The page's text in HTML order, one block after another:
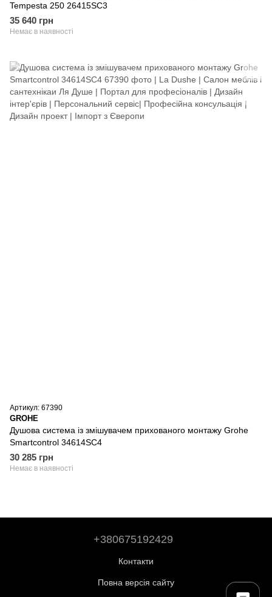
Tempesta 250 26415SC3
35 640 грн
Немає в наявності
Артикул: 67390
GROHE
Душова система із змішувачем прихованого монтажу Grohe
Smartcontrol 34614SC4
30 285 грн
Немає в наявності
+380675192429
Контакти
Повна версія сайту